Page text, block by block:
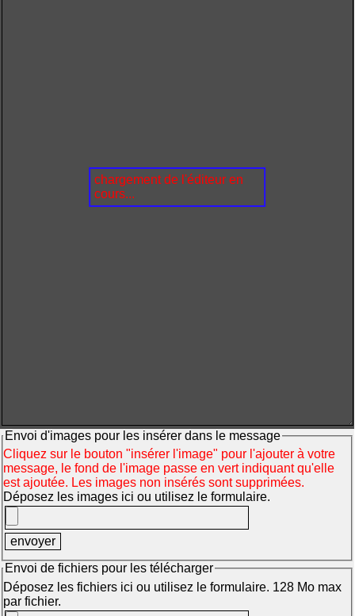
chargement de l'éditeur en
cours...
Envoi d'images pour les insérer dans le message
Cliquez sur le bouton "insérer l'image" pour l'ajouter à votre
message, le fond de l'image passe en vert indiquant qu'elle
est ajoutée. Les images non insérés sont supprimées.
Déposez les images ici ou utilisez le formulaire.
Envoi de fichiers pour les télécharger
Déposez les fichiers ici ou utilisez le formulaire. 128 Mo max
par fichier.